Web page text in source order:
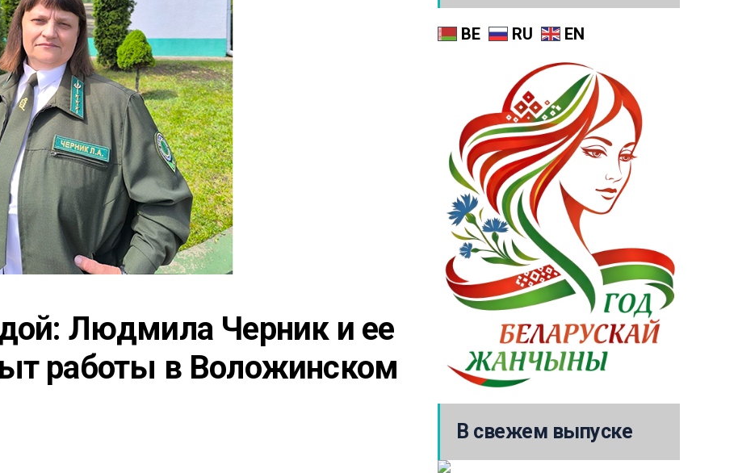
Людмила Черник и ее
работы в Воложинском
BE RU EN
В свежем выпуске